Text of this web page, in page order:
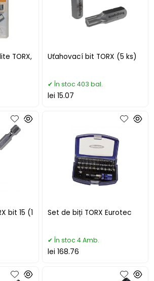
TORX,
Uťahovací bit TORX (5 ks)
În stoc 403 bal.
lei 15.07
bit 15 (1
Set de biți TORX Eurotec
În stoc 4 Amb.
lei 168.76